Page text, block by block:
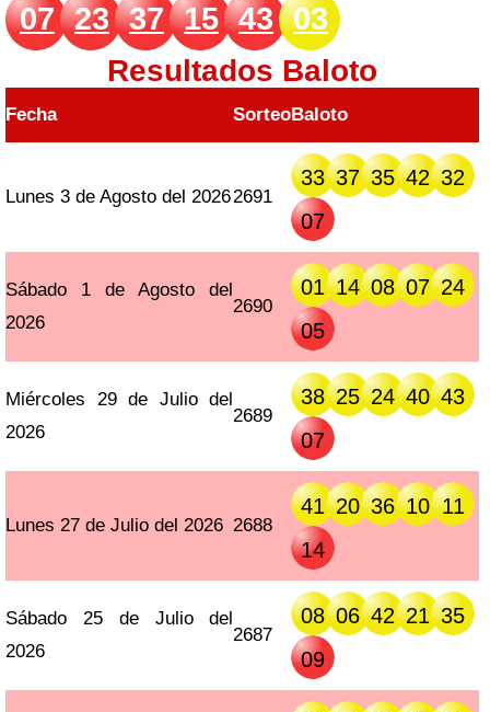
07 23 37 15 43 03
Resultados Baloto
Fecha SorteoBaloto
Lunes 3 de Agosto del 20262691
33 37 35 42 32
07
Sábado 1 de Agosto del
2026
2690
01 14 08 07 24
05
Miércoles 29 de Julio del
2026
2689
38 25 24 40 43
07
Lunes 27 de Julio del 2026 2688
41 20 36 10 11
14
Sábado 25 de Julio del
2026
2687
08 06 42 21 35
09